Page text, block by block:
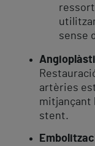
ressort
sense
artèries
mitjançant
stent.